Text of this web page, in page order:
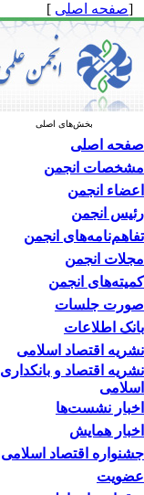
[صفحه اصلی ]
بخش‌های اصلی
صفحه اصلی
مشخصات انجمن
اعضاء انجمن
رئیس انجمن
تفاهم‌نامه‌های انجمن
مجلات انجمن
کمیته‌های انجمن
صورت جلسات
بانک اطلاعات
نشریه اقتصاد اسلامی
نشریه اقتصاد و بانکداری
اسلامی
اخبار نشست‌ها
اخبار همایش
جشنواره اقتصاد اسلامی
عضویت